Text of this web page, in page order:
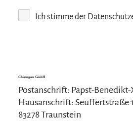
Ich stimme der
Chiemgau GmbH
Postanschrift: Papst-
Hausanschrift: Seuffertstraße
83278 Traunstein